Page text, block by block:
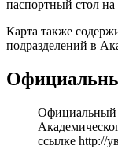
паспортный стол на
Карта также
подразделений в
ссылке http://